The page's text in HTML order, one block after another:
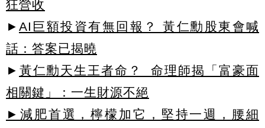
狂營收
► AI巨額投資有無回報？ 黃仁勳股東會喊
話：答案已揭曉
► 黃仁勳天生王者命？ 命理師揭「富豪面
相關鍵」：一生財源不絕
►減肥首選，檸檬加它，堅持一週，腰細